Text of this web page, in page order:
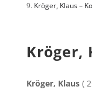
Kröger, Klaus –
Kröger,
Kröger, Klaus(